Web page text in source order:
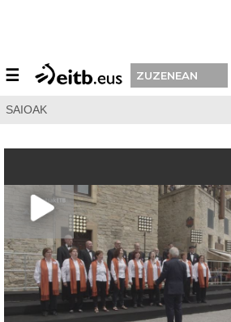
☰ ZUZENEAN
SAIOAK